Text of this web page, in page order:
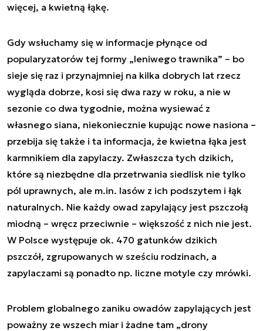
więcej, a kwietną łąkę.
Gdy wsłuchamy się w informacje płynące od
popularyzatorów tej formy „leniwego trawnika” – bo
sieje się raz i przynajmniej na kilka dobrych lat rzecz
wygląda dobrze, kosi się dwa razy w roku, a nie w
sezonie co dwa tygodnie, można wysiewać z
własnego siana, niekoniecznie kupując nowe nasiona –
przebija się także i ta informacja, że kwietna łąka jest
karmnikiem dla zapylaczy. Zwłaszcza tych dzikich,
które są niezbędne dla przetrwania siedlisk nie tylko
pól uprawnych, ale m.in. lasów z ich podszytem i łąk
naturalnych. Nie każdy owad zapylający jest pszczołą
miodną – wręcz przeciwnie – większość z nich nie jest.
W Polsce występuje ok. 470 gatunków dzikich
pszczół, zgrupowanych w sześciu rodzinach, a
zapylaczami są ponadto np. liczne motyle czy mrówki.
Problem globalnego zaniku owadów zapylających jest
poważny ze wszech miar i żadne tam „drony